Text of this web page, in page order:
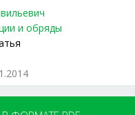
и обряды